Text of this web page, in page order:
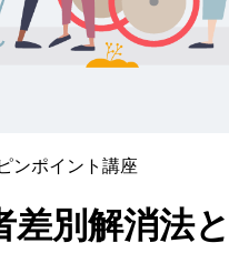
ンポイント講座
差別解消法